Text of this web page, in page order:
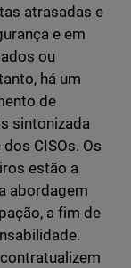
atrasadas e
e em
ou
há um
de
sintonizada
CISOs. Os
estão a
abordagem
a fim de